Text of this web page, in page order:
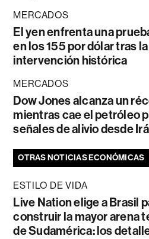
MERCADOS
El yen enfrenta una
en los 155 por dólar tras la
intervención histórica
MERCADOS
Dow Jones alcanza un
mientras cae el petróleo
señales de alivio desde
OTRAS NOTICIAS ECONÓMICAS
ESTILO DE VIDA
Live Nation elige a Brasil
construir la mayor arena
de Sudamérica: los